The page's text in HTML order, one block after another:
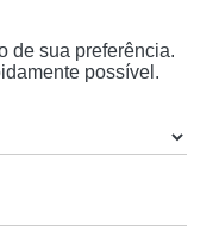
de sua preferência.
possível.